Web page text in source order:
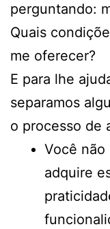
perguntando:
Quais
me oferecer?
E para lhe
separamos
o processo de
Você não
adquire